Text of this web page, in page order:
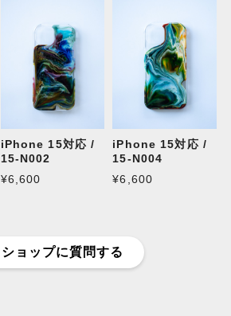
iPhone 15対応 /
15-N002
¥6,600
iPhone 15対応 /
15-N004
¥6,600
ショップに質問する